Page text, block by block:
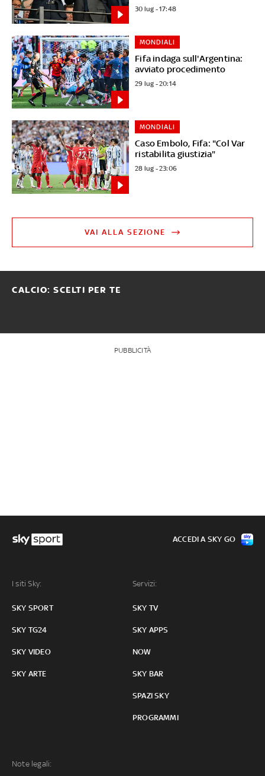
30 lug - 17:48
Fifa indaga sull'Argentina:
avviato procedimento
MONDIALI
29 lug - 20:14
Caso Embolo, Fifa: "Col Var
ristabilita giustizia"
MONDIALI
28 lug - 23:06
VAI ALLA SEZIONE
CALCIO: SCELTI PER TE
PUBBLICITÀ
I siti Sky:
SKY SPORT
SKY TG24
SKY VIDEO
SKY ARTE
Servizi:
SKY TV
SKY APPS
NOW
SKY BAR
SPAZI SKY
PROGRAMMI
Note legali:
ACCEDI A SKY GO